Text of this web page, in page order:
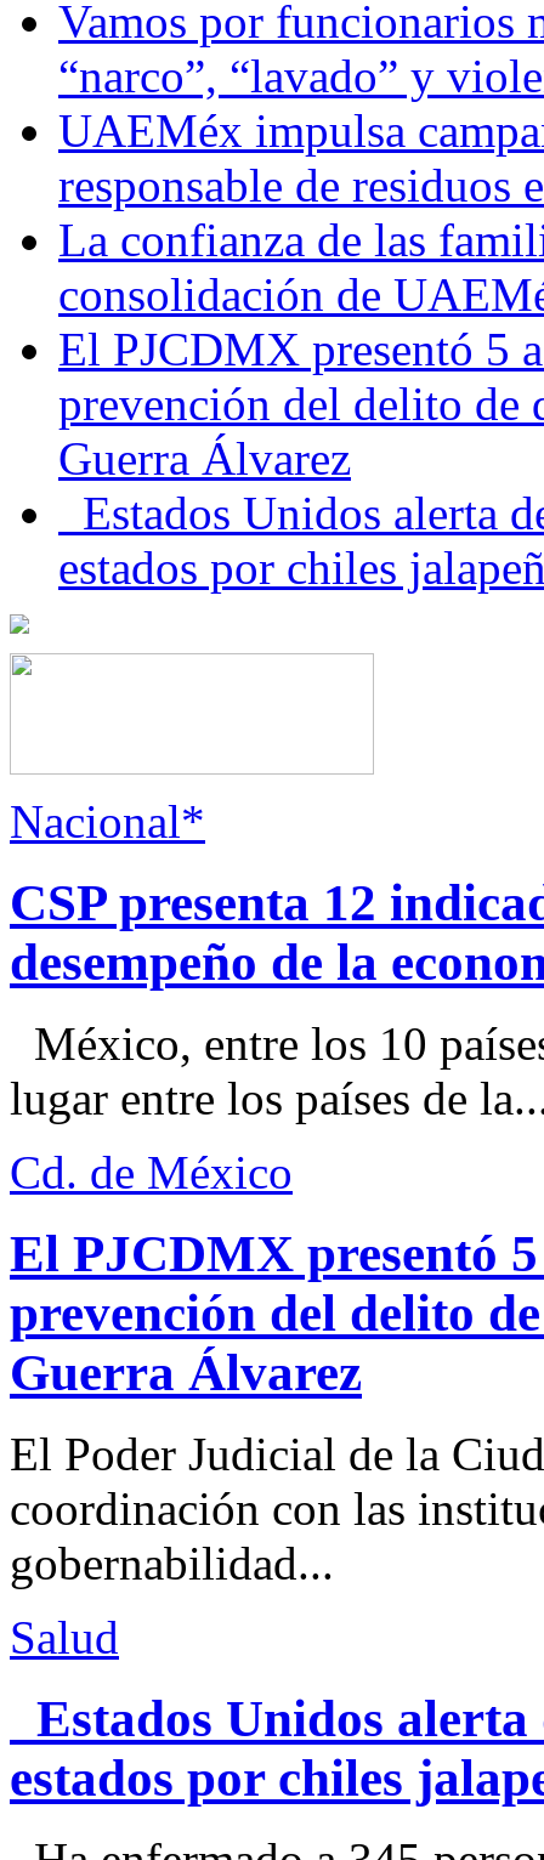
Vamos por funcionarios
“narco”, “lavado” y
UAEMéx impulsa
responsable de residuos
La confianza de las
consolidación de
El PJCDMX presentó 5
prevención del delito de
Guerra Álvarez
Estados Unidos alerta
estados por chiles
Nacional*
CSP presenta 12
desempeño de la
México, entre los 10
lugar entre los países de
Cd. de México
El PJCDMX presentó
prevención del delito
Guerra Álvarez
El Poder Judicial de la
coordinación con las
gobernabilidad...
Salud
Estados Unidos alerta
estados por chiles